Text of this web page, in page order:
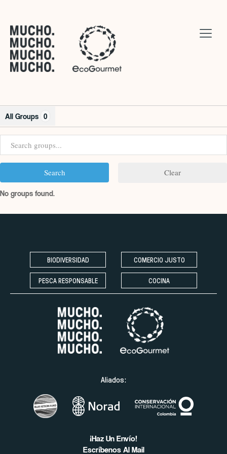
All Groups 0
Clear
No groups found.
BIODIVERSIDAD COMERCIO JUSTO
PESCA RESPONSABLE COCINA
Aliados:
¡Haz Un Envío!
Escríbenos Al Mail